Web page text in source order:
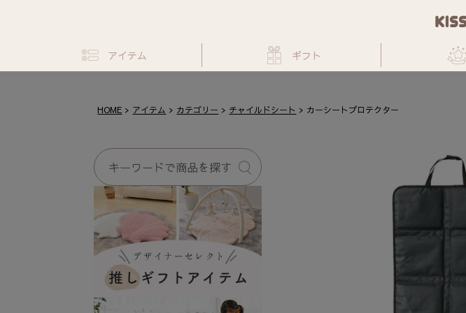
アイテム ギフト
HOME アイテム カテゴリー チャイルドシート カーシートプロテクター